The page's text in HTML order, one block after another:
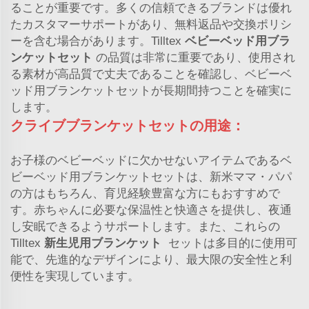
ることが重要です。多くの信頼できるブランドは優れ
たカスタマーサポートがあり、無料返品や交換ポリシ
ーを含む場合があります。Tilltex ベビーベッド用ブラ
ンケットセット の品質は非常に重要であり、使用され
る素材が高品質で丈夫であることを確認し、ベビーベ
ッド用ブランケットセットが長期間持つことを確実に
します。
クライブブランケットセットの用途：
お子様のベビーベッドに欠かせないアイテムであるベ
ビーベッド用ブランケットセットは、新米ママ・パパ
の方はもちろん、育児経験豊富な方にもおすすめで
す。赤ちゃんに必要な保温性と快適さを提供し、夜通
し安眠できるようサポートします。また、これらの
Tilltex 新生児用ブランケット
セットは多目的に使用可
能で、先進的なデザインにより、最大限の安全性と利
便性を実現しています。